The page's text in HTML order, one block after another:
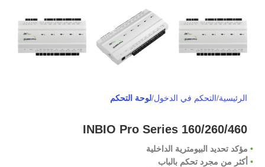
الرئيسية التحكم في الدخول لوحة التحكم
INBIO Pro Series 160/260/460
• مؤكد تحديد البيومترية الداخلية
• أكثر من مجرد تحكم بالباب